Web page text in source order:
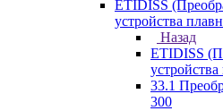
ETIDISS
устройства
Назад
ETIDISS
33.1
300